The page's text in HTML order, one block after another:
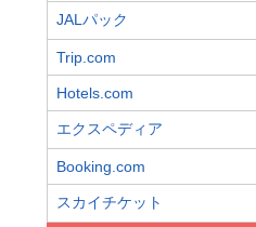
JALパック
Trip.com
Hotels.com
エクスペディア
Booking.com
スカイチケット